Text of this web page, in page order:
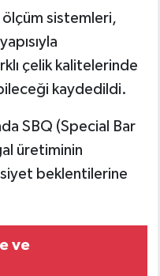
sistemleri,
çelik kalitelerinde
kaydedildi.
SBQ (Special Bar
üretiminin
beklentilerine
ve